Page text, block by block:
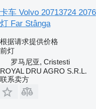
卡车 Volvo 20713724
灯 Far Stânga
根据请求提供价格
前灯
罗马尼亚, Cristesti
ROYAL DRU AGRO S.R.L.
联系卖方